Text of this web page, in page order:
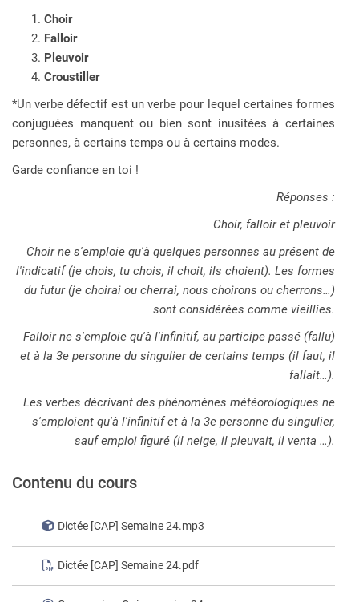
Choir
Falloir
Pleuvoir
Croustiller
*Un verbe défectif est un verbe pour lequel certaines formes
conjuguées manquent ou bien sont inusitées à certaines
personnes, à certains temps ou à certains modes.
Garde confiance en toi !
Réponses :
Choir, falloir et pleuvoir
Choir ne s'emploie qu'à quelques personnes au présent de
l'indicatif (je chois, tu chois, il choit, ils choient). Les formes
du futur (je choirai ou cherrai, nous choirons ou cherrons…)
sont considérées comme vieillies.
Falloir ne s'emploie qu'à l'infinitif, au participe passé (fallu)
et à la 3e personne du singulier de certains temps (il faut, il
fallait…).
Les verbes décrivant des phénomènes météorologiques ne
s'emploient qu'à l'infinitif et à la 3e personne du singulier,
sauf emploi figuré (il neige, il pleuvait, il venta …).
Contenu du cours
Dictée [CAP] Semaine 24.mp3
Dictée [CAP] Semaine 24.pdf